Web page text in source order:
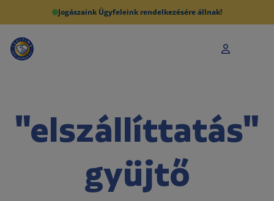
Jogászaink Ügyfeleink rendelkezésére állnak!
"elszállíttatás"
gyüjtő